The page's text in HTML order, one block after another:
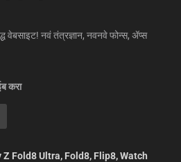
वेबसाइट! नवं तंत्रज्ञान, नवनवे फोन्स, ॲप्स
करा
Z Fold8 Ultra, Fold8, Flip8, Watch